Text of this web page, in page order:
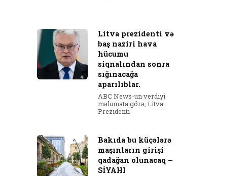
Litva prezidenti və
baş naziri hava
hücumu
siqnalından sonra
sığınacağa
aparılıblar.
ABC News-un verdiyi
məlumata görə, Litva
Prezidenti
Bakıda bu küçələrə
maşınların girişi
qadağan olunacaq –
SİYAHI